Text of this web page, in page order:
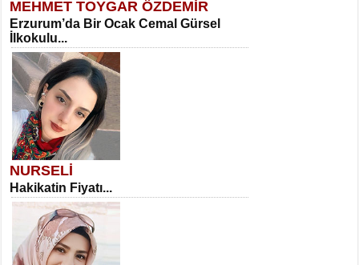
MEHMET TOYGAR ÖZDEMİR
Erzurum’da Bir Ocak Cemal Gürsel
İlkokulu...
NURSELİ
Hakikatin Fiyatı...